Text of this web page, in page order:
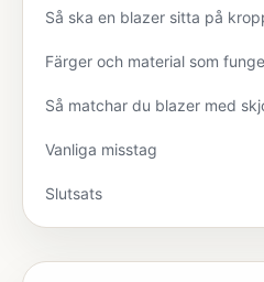
Så ska en blazer sitta på
Färger och material som
Så matchar du blazer med
Vanliga misstag
Slutsats